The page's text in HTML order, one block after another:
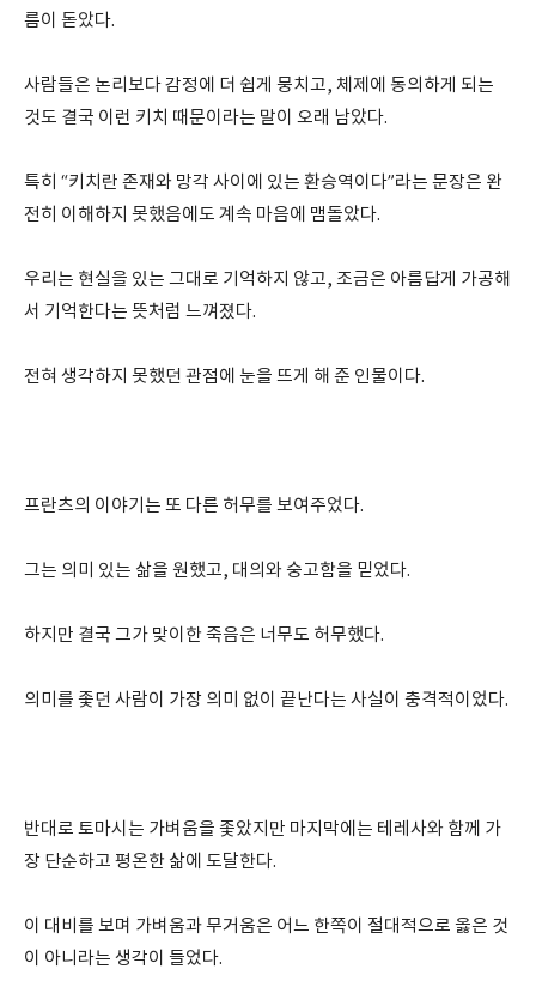
름이 돋았다.
사람들은 논리보다 감정에 더 쉽게 뭉치고, 체제에 동의하게 되는
것도 결국 이런 키치 때문이라는 말이 오래 남았다.
특히 “키치란 존재와 망각 사이에 있는 환승역이다”라는 문장은 완
전히 이해하지 못했음에도 계속 마음에 맴돌았다.
우리는 현실을 있는 그대로 기억하지 않고, 조금은 아름답게 가공해
서 기억한다는 뜻처럼 느껴졌다.
전혀 생각하지 못했던 관점에 눈을 뜨게 해 준 인물이다.
프란츠의 이야기는 또 다른 허무를 보여주었다.
그는 의미 있는 삶을 원했고, 대의와 숭고함을 믿었다.
하지만 결국 그가 맞이한 죽음은 너무도 허무했다.
의미를 좇던 사람이 가장 의미 없이 끝난다는 사실이 충격적이었다.
반대로 토마시는 가벼움을 좇았지만 마지막에는 테레사와 함께 가
장 단순하고 평온한 삶에 도달한다.
이 대비를 보며 가벼움과 무거움은 어느 한쪽이 절대적으로 옳은 것
이 아니라는 생각이 들었다.